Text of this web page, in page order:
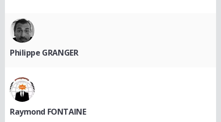
Philippe GRANGER
Raymond FONTAINE